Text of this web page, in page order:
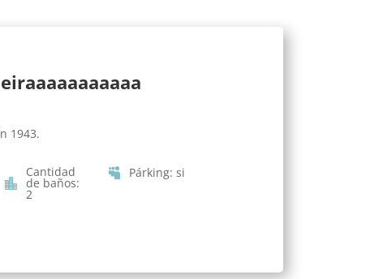
1943.
Cantidad
de baños:
2
Párking:si